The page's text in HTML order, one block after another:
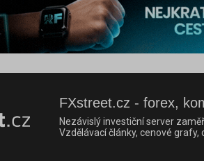
FXstreet.cz - forex,
Nezávislý investiční server
Vzdělávací články, cenové